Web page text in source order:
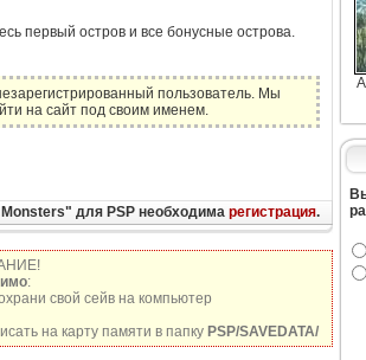
первый остров и все бонусные острова.
пользователь. Мы
на сайт под своим именем.
для PSP необходима регистрация.
:
свой сейв на компьютер
на карту памяти в папку PSP/SAVEDATA/